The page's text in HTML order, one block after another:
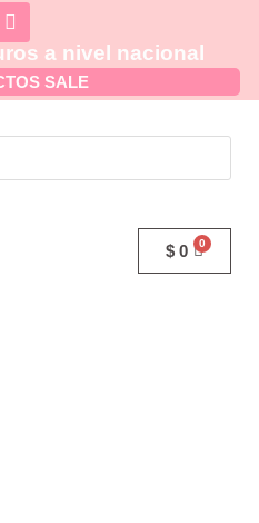
a nivel nacional
SALE
$ 0